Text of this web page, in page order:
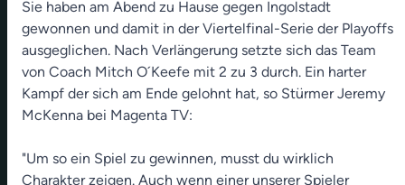
Sie haben am Abend zu Hause gegen Ingolstadt
gewonnen und damit in der Viertelfinal-Serie der Playoffs
ausgeglichen. Nach Verlängerung setzte sich das Team
von Coach Mitch O´Keefe mit 2 zu 3 durch. Ein harter
Kampf der sich am Ende gelohnt hat, so Stürmer Jeremy
McKenna bei Magenta TV:
"Um so ein Spiel zu gewinnen, musst du wirklich
Charakter zeigen. Auch wenn einer unserer Spieler